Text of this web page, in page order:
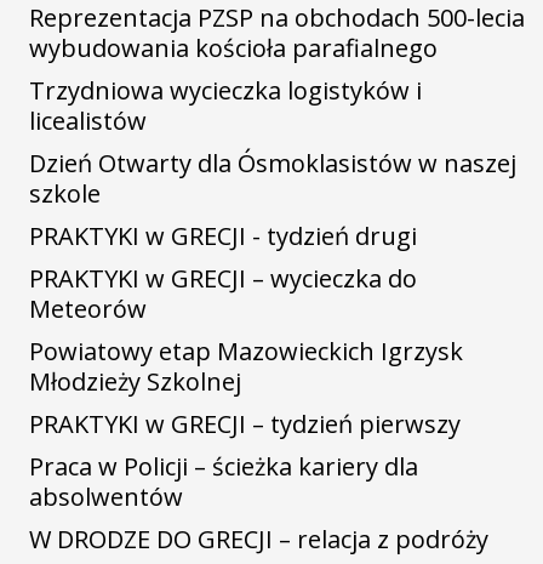
Reprezentacja PZSP na obchodach 500-lecia
wybudowania kościoła parafialnego
Trzydniowa wycieczka logistyków i
licealistów
Dzień Otwarty dla Ósmoklasistów w naszej
szkole
PRAKTYKI w GRECJI - tydzień drugi
PRAKTYKI w GRECJI – wycieczka do
Meteorów
Powiatowy etap Mazowieckich Igrzysk
Młodzieży Szkolnej
PRAKTYKI w GRECJI – tydzień pierwszy
Praca w Policji – ścieżka kariery dla
absolwentów
W DRODZE DO GRECJI – relacja z podróży